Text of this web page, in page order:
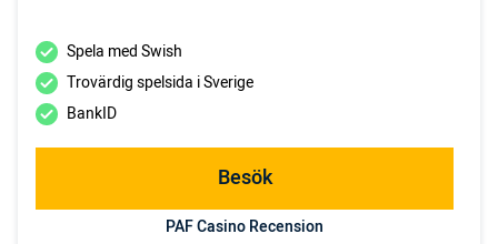
Spela med Swish
Trovärdig spelsida i Sverige
BankID
Besök
PAF Casino Recension